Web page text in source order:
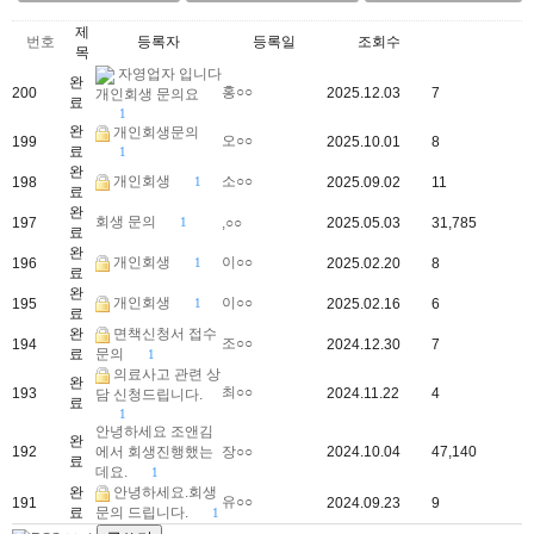
번호
제
목
등록자 등록일 조회수
200
완
료
자영업자 입니다
개인회생 문의요
1
홍○○ 2025.12.03 7
199
완
료
개인회생문의
1
오○○ 2025.10.01 8
198
완
료
개인회생 1 소○○ 2025.09.02 11
197
완
료
회생 문의 1 ,○○ 2025.05.03 31,785
196
완
료
개인회생 1 이○○ 2025.02.20 8
195
완
료
개인회생 1 이○○ 2025.02.16 6
194
완
료
면책신청서 접수
문의
1
조○○ 2024.12.30 7
193
완
료
의료사고 관련 상
담 신청드립니다.
1
최○○ 2024.11.22 4
192
완
료
안녕하세요 조앤김
에서 회생진행했는
데요.
1
장○○ 2024.10.04 47,140
191
완
료
안녕하세요.회생
문의 드립니다.
1
유○○ 2024.09.23 9